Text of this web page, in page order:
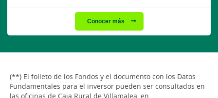
Conocer más
(**) El folleto de los Fondos y el documento con los Datos
Fundamentales para el inversor pueden ser consultados en
las oficinas de Caja Rural de Villamalea, en